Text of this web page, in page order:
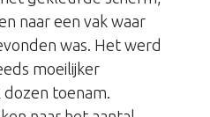
naar een vak waar
was. Het werd
moeilijker
toenam.